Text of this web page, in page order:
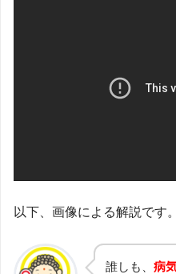
以下、画像による解説です。
誰しも、 病